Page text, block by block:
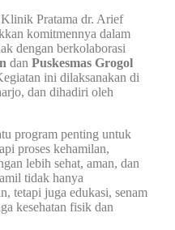
Pratama dr. Arief
komitmennya dalam
dengan berkolaborasi
dan Puskesmas Grogol
ini dilaksanakan di
dan dihadiri oleh
program penting untuk
proses kehamilan,
lebih sehat, aman, dan
tidak hanya
tetapi juga edukasi, senam
kesehatan fisik dan